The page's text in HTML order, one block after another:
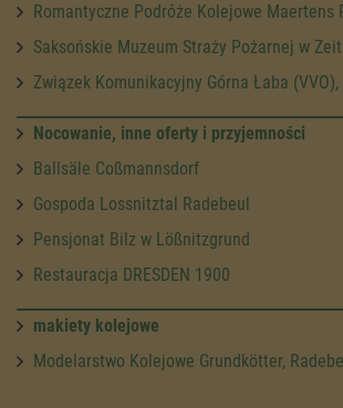
Romantyczne Podróże Kolejowe Maertens
Saksońskie Muzeum Straży Pożarnej w
Związek Komunikacyjny Górna Łaba (VVO),
Nocowanie, inne oferty i przyjemności
Ballsäle Coßmannsdorf
Gospoda Lossnitztal Radebeul
Pensjonat Bilz w Lößnitzgrund
Restauracja DRESDEN 1900
makiety kolejowe
Modelarstwo Kolejowe Grundkötter,